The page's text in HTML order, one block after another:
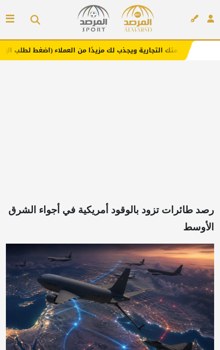
ويجذب لك مزيدًا من العملاء (اضغط لطلب الإعلان)
رصد طائرات تزود بالوقود أمريكية في أجواء الشرق
الأوسط